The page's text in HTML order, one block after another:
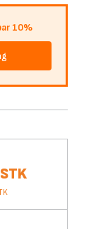
10%
STK